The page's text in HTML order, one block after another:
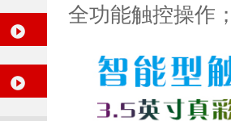
全功能触控操作